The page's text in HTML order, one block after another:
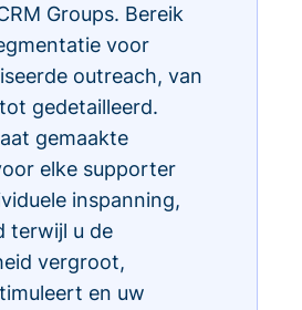
Groups. Bereik
voor
outreach, van
gedetailleerd.
gemaakte
elke supporter
inspanning,
terwijl u de
vergroot,
en uw